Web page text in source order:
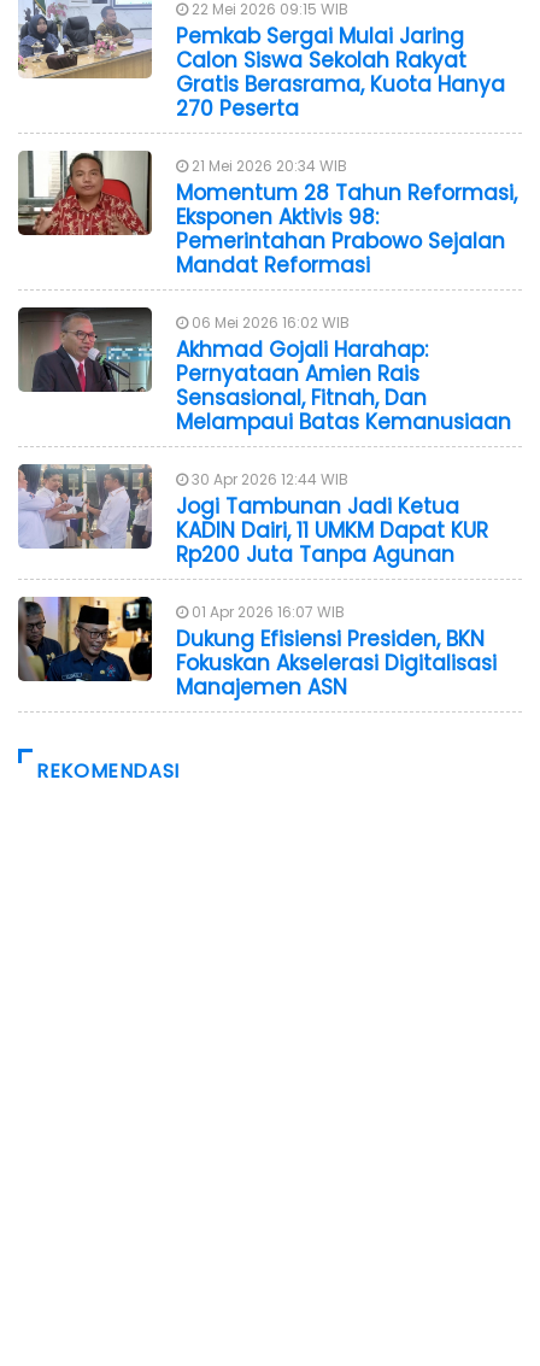
22 Mei 2026 09:15 WIB
Pemkab Sergai Mulai Jaring
Calon Siswa Sekolah Rakyat
Gratis Berasrama, Kuota Hanya
270 Peserta
21 Mei 2026 20:34 WIB
Momentum 28 Tahun Reformasi,
Eksponen Aktivis 98:
Pemerintahan Prabowo Sejalan
Mandat Reformasi
06 Mei 2026 16:02 WIB
Akhmad Gojali Harahap:
Pernyataan Amien Rais
Sensasional, Fitnah, Dan
Melampaui Batas Kemanusiaan
30 Apr 2026 12:44 WIB
Jogi Tambunan Jadi Ketua
KADIN Dairi, 11 UMKM Dapat KUR
Rp200 Juta Tanpa Agunan
01 Apr 2026 16:07 WIB
Dukung Efisiensi Presiden, BKN
Fokuskan Akselerasi Digitalisasi
Manajemen ASN
REKOMENDASI